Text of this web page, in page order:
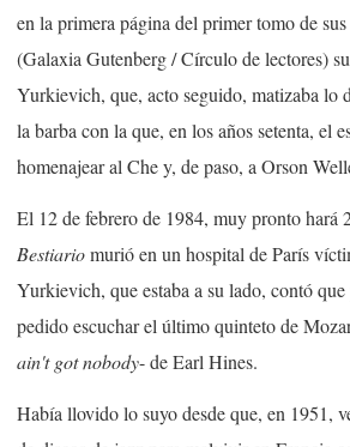
en la primera página del primer tomo de sus
(Galaxia Gutenberg / Círculo de lectores)
Yurkievich, que, acto seguido, matizaba lo
la barba con la que, en los años setenta, el
homenajear al Che y, de paso, a Orson
El 12 de febrero de 1984, muy pronto hará
Bestiariomurió en un hospital de París
Yurkievich, que estaba a su lado, contó que
pedido escuchar el último quinteto de
ain't got nobody- de Earl Hines.
Había llovido lo suyo desde que, en 1951,